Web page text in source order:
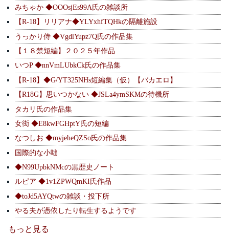
みちゃか ◆OOOsjEs99A氏の雑談所
【R-18】リリアナ◆YLYxhfTQHkの隔離施設
うっかり侍 ◆VgdlYupz7Q氏の作品集
【１８禁短編】２０２５年作品
いつP ◆nnVmLUbkCk氏の作品集
【R-18】◆G/YT325NHs短編集（仮）【バカエロ】
【R18G】思いつかない ◆JSLa4ymSKMの待機所
タカリ氏の作品集
女衒 ◆E8kwFGHptY氏の短編
なつしお ◆myjeheQZSo氏の作品集
国際的な小咄
◆N99UpbkNMcの黒歴史ノート
ルピア ◆1v1ZPWQmKI氏作品
◆toJd5AYQtwの雑談・投下所
やる夫が憑依したり転生するようです
もっと見る